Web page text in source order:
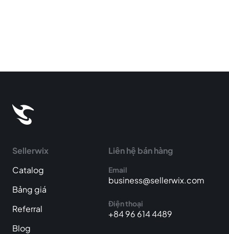
Sellerwix
Catalog
Bảng giá
Referral
Blog
Liên hệ bán hàng
Email
business@sellerwix.com
Điện thoại
+84 96 614 4489